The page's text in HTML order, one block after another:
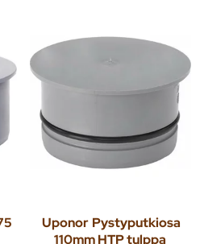
Uponor Pystyputkiosa
110mm HTP tulppa